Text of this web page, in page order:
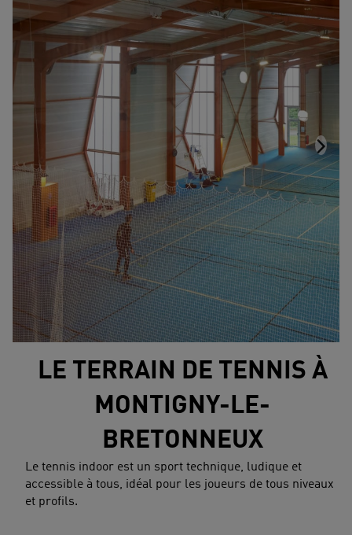
LE TERRAIN DE TENNIS À
MONTIGNY-LE-
BRETONNEUX
Le tennis indoor est un sport technique, ludique et
accessible à tous, idéal pour les joueurs de tous niveaux
et profils.